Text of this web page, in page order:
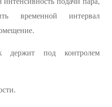
временной интервал
держит под контролем